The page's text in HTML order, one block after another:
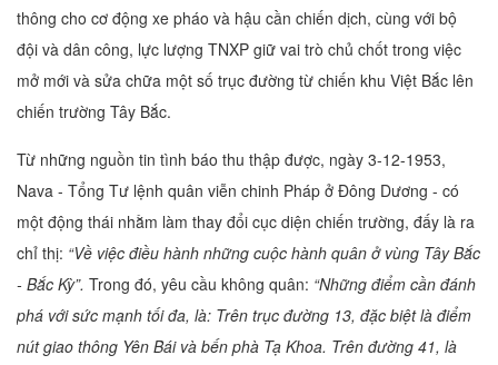
thông cho cơ động xe pháo và hậu cần chiến dịch, cùng với bộ
đội và dân công, lực lượng TNXP giữ vai trò chủ chốt trong việc
mở mới và sửa chữa một số trục đường từ chiến khu Việt Bắc lên
chiến trường Tây Bắc.
Từ những nguồn tin tình báo thu thập được, ngày 3-12-1953,
Nava - Tổng Tư lệnh quân viễn chinh Pháp ở Đông Dương - có
một động thái nhằm làm thay đổi cục diện chiến trường, đấy là ra
chỉ thị: “Về việc điều hành những cuộc hành quân ở vùng Tây Bắc
- Bắc Kỳ”. Trong đó, yêu cầu không quân: “Những điểm cần đánh
phá với sức mạnh tối đa, là: Trên trục đường 13, đặc biệt là điểm
nút giao thông Yên Bái và bến phà Tạ Khoa. Trên đường 41, là